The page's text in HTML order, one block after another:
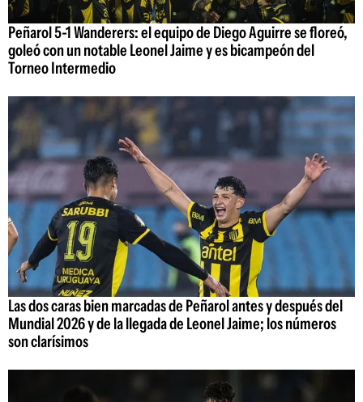
Peñarol 5-1 Wanderers: el equipo de Diego Aguirre se floreó,
goleó con un notable Leonel Jaime y es bicampeón del
Torneo Intermedio
Las dos caras bien marcadas de Peñarol antes y después del
Mundial 2026 y de la llegada de Leonel Jaime; los números
son clarísimos